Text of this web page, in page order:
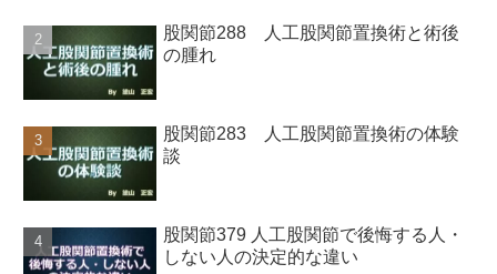
股関節288 人工股関節置換術と術後
の腫れ
股関節283 人工股関節置換術の体験
談
股関節379 人工股関節で後悔する人・
しない人の決定的な違い